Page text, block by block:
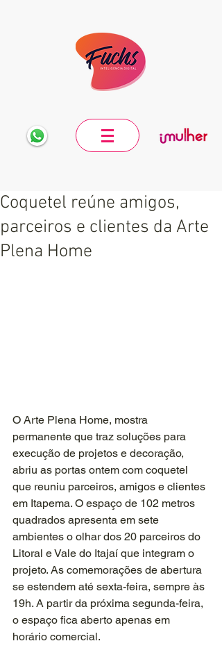
Coquetel reúne amigos,
parceiros e clientes da Arte
Plena Home
O Arte Plena Home, mostra
permanente que traz soluções para
execução de projetos e decoração,
abriu as portas ontem com coquetel
que reuniu parceiros, amigos e clientes
em Itapema. O espaço de 102 metros
quadrados apresenta em sete
ambientes o olhar dos 20 parceiros do
Litoral e Vale do Itajaí que integram o
projeto. As comemorações de abertura
se estendem até sexta-feira, sempre às
19h. A partir da próxima segunda-feira,
o espaço fica aberto apenas em
horário comercial.